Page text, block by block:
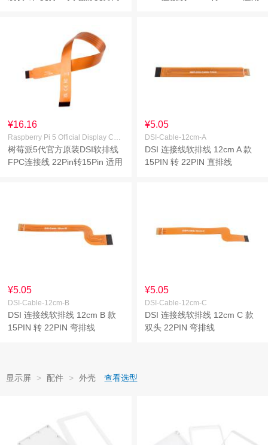
¥16.16
Raspberry Pi 5 Official Display Cable 300mm
树莓派5代官方原装DSI软排线
FPC连接线 22Pin转15Pin 适用
¥5.05
DSI-Cable-12cm-A
DSI 连接线软排线 12cm A 款
15PIN 转 22PIN 直排线
¥5.05
DSI-Cable-12cm-B
DSI 连接线软排线 12cm B 款
15PIN 转 22PIN 弯排线
¥5.05
DSI-Cable-12cm-C
DSI 连接线软排线 12cm C 款
双头 22PIN 弯排线
显示屏 > 配件 > 外壳 查看选型